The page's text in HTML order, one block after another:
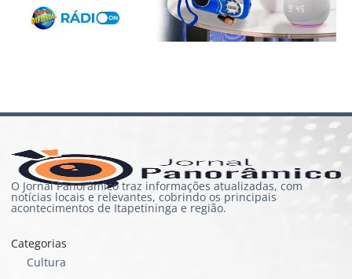
O Jornal Panorâmico traz informações atualizadas, com
notícias locais e relevantes, cobrindo os principais
acontecimentos de Itapetininga e região.
Categorias
Cultura